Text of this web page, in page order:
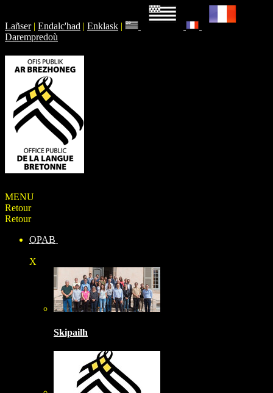
Lañser | Endalc'had | Enklask |
Darempredoù
MENU
Retour
Retour
OPAB
X
Skipailh